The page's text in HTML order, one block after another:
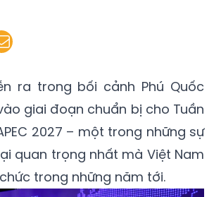
ra trong bối cảnh Phú Quốc
giai đoạn chuẩn bị cho Tuần
2027 – một trong những sự
quan trọng nhất mà Việt Nam
trong những năm tới.